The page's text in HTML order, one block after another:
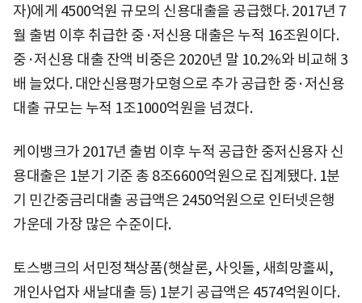
자)에게 4500억원 규모의 신용대출을 공급했다. 2017년 7
월 출범 이후 취급한 중·저신용 대출은 누적 16조원이다.
중·저신용 대출 잔액 비중은 2020년 말 10.2%와 비교해 3
배 늘었다. 대안신용평가모형으로 추가 공급한 중·저신용
대출 규모는 누적 1조1000억원을 넘겼다.
케이뱅크가 2017년 출범 이후 누적 공급한 중저신용자 신
용대출은 1분기 기준 총 8조6600억원으로 집계됐다. 1분
기 민간중금리대출 공급액은 2450억원으로 인터넷은행
가운데 가장 많은 수준이다.
토스뱅크의 서민정책상품(햇살론, 사잇돌, 새희망홀씨,
개인사업자 새날대출 등) 1분기 공급액은 4574억원이다.